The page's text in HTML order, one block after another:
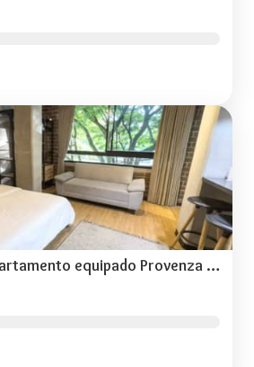
Hospedaje en apartamento equipado Provenza TOG301